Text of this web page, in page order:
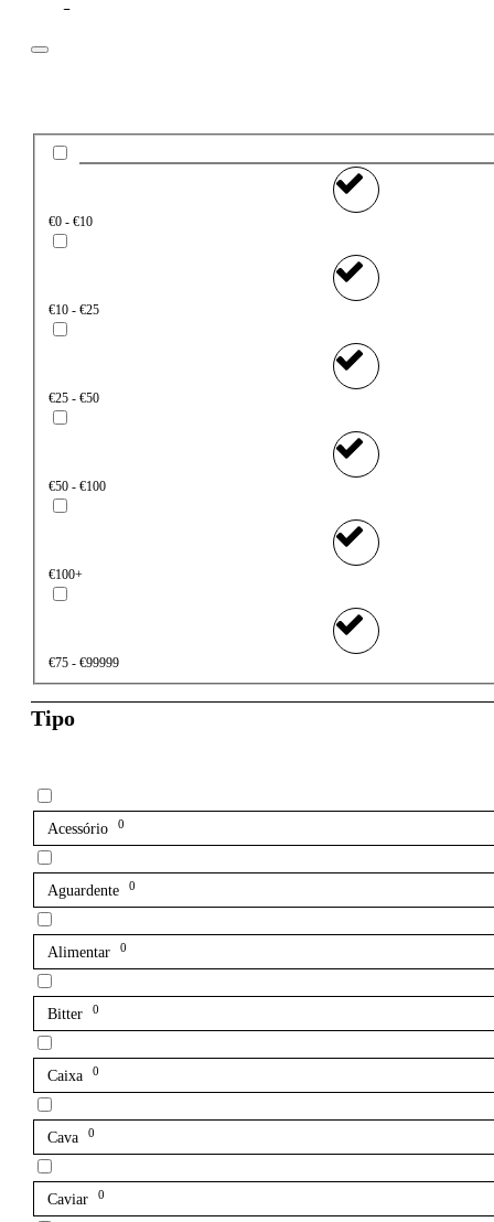
Filtros
€0 - €10
€10 - €25
€25 - €50
€50 - €100
€100+
€75 - €99999
Tipo
Acessório 0
Aguardente 0
Alimentar 0
Bitter 0
Caixa 0
Cava 0
Caviar 0